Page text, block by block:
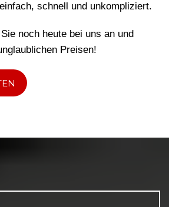
schnell und unkompliziert.
noch heute bei uns an und
Preisen!